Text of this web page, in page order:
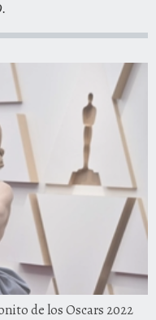
de los Oscars 2022